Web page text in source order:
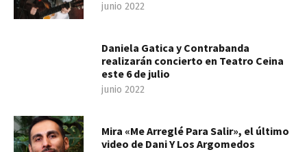
junio 2022
Daniela Gatica y Contrabanda
realizarán concierto en Teatro Ceina
este 6 de julio
junio 2022
Mira «Me Arreglé Para Salir», el último
video de Dani Y Los Argomedos